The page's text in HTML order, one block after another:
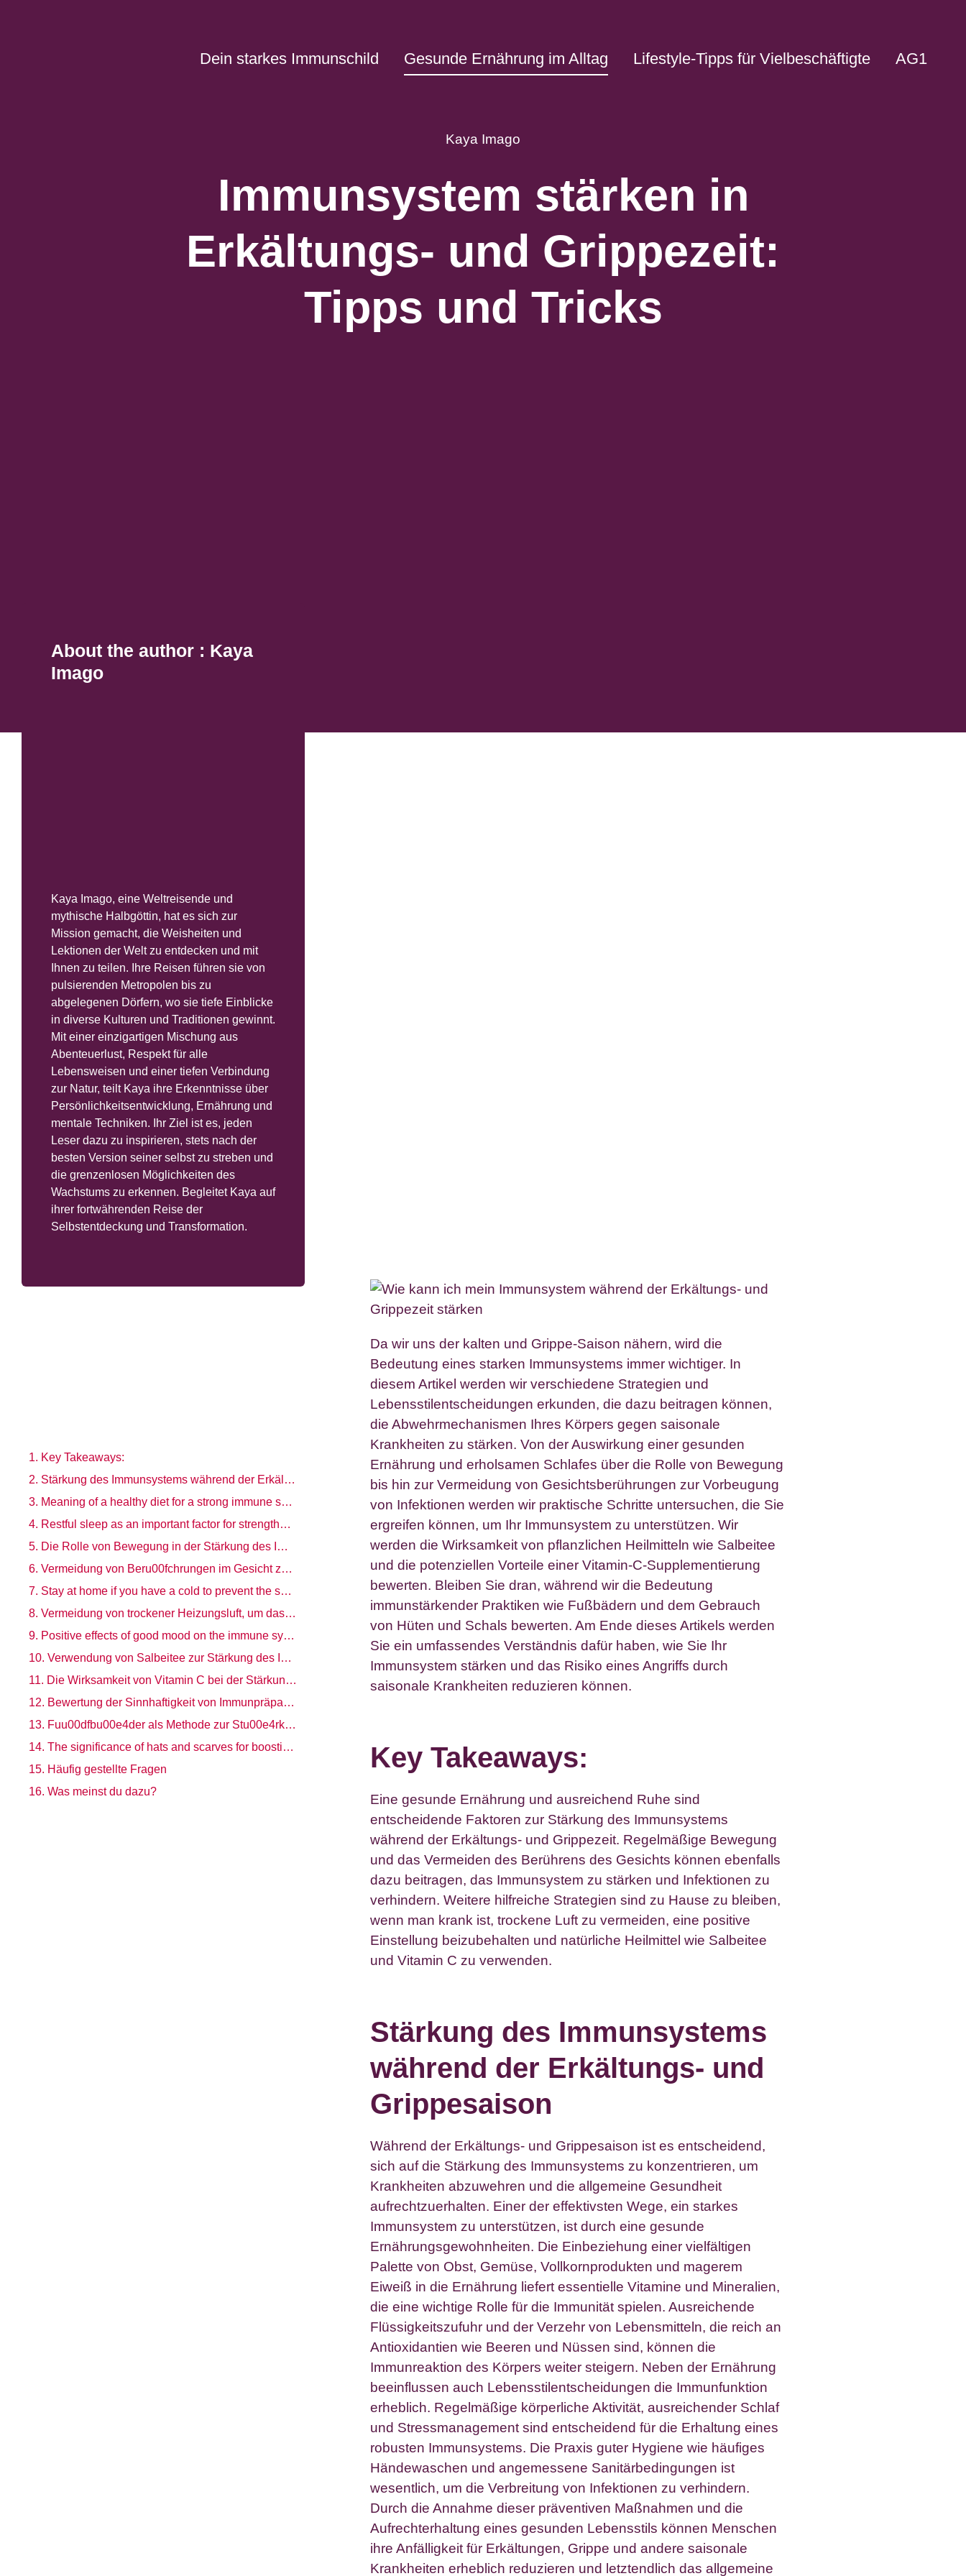
Dein starkes Immunschild Gesunde Ernährung im Alltag Lifestyle-Tipps für Vielbeschäftigte AG1
Kaya Imago
Immunsystem stärken in
Erkältungs- und Grippezeit:
Tipps und Tricks
About the author : Kaya
Imago
Kaya Imago, eine Weltreisende und
mythische Halbgöttin, hat es sich zur
Mission gemacht, die Weisheiten und
Lektionen der Welt zu entdecken und mit
Ihnen zu teilen. Ihre Reisen führen sie von
pulsierenden Metropolen bis zu
abgelegenen Dörfern, wo sie tiefe Einblicke
in diverse Kulturen und Traditionen gewinnt.
Mit einer einzigartigen Mischung aus
Abenteuerlust, Respekt für alle
Lebensweisen und einer tiefen Verbindung
zur Natur, teilt Kaya ihre Erkenntnisse über
Persönlichkeitsentwicklung, Ernährung und
mentale Techniken. Ihr Ziel ist es, jeden
Leser dazu zu inspirieren, stets nach der
besten Version seiner selbst zu streben und
die grenzenlosen Möglichkeiten des
Wachstums zu erkennen. Begleitet Kaya auf
ihrer fortwährenden Reise der
Selbstentdeckung und Transformation.
Key Takeaways:
Stärkung des Immunsystems während der Erkältungs- und Grippesaison
Meaning of a healthy diet for a strong immune system
Restful sleep as an important factor for strengthening the immune system
Die Rolle von Bewegung in der Stärkung des Immunsystems
Vermeidung von Beru00fchrungen im Gesicht zur Vorbeugung von Infektionen
Stay at home if you have a cold to prevent the spread of illness
Vermeidung von trockener Heizungsluft, um das Immunsystem zu unterstützen
Positive effects of good mood on the immune system
Verwendung von Salbeitee zur Stärkung des Immunsystems
Die Wirksamkeit von Vitamin C bei der Stärkung des Immunsystems
Bewertung der Sinnhaftigkeit von Immunpräparaten für die Stärkung des Immunsystems
Fuu00dfbu00e4der als Methode zur Stu00e4rkung des Immunsystems
The significance of hats and scarves for boosting the immune system
Häufig gestellte Fragen
Was meinst du dazu?
Da wir uns der kalten und Grippe-Saison nähern, wird die
Bedeutung eines starken Immunsystems immer wichtiger. In
diesem Artikel werden wir verschiedene Strategien und
Lebensstilentscheidungen erkunden, die dazu beitragen können,
die Abwehrmechanismen Ihres Körpers gegen saisonale
Krankheiten zu stärken. Von der Auswirkung einer gesunden
Ernährung und erholsamen Schlafes über die Rolle von Bewegung
bis hin zur Vermeidung von Gesichtsberührungen zur Vorbeugung
von Infektionen werden wir praktische Schritte untersuchen, die Sie
ergreifen können, um Ihr Immunsystem zu unterstützen. Wir
werden die Wirksamkeit von pflanzlichen Heilmitteln wie Salbeitee
und die potenziellen Vorteile einer Vitamin-C-Supplementierung
bewerten. Bleiben Sie dran, während wir die Bedeutung
immunstärkender Praktiken wie Fußbädern und dem Gebrauch
von Hüten und Schals bewerten. Am Ende dieses Artikels werden
Sie ein umfassendes Verständnis dafür haben, wie Sie Ihr
Immunsystem stärken und das Risiko eines Angriffs durch
saisonale Krankheiten reduzieren können.
Key Takeaways:
Eine gesunde Ernährung und ausreichend Ruhe sind
entscheidende Faktoren zur Stärkung des Immunsystems
während der Erkältungs- und Grippezeit. Regelmäßige Bewegung
und das Vermeiden des Berührens des Gesichts können ebenfalls
dazu beitragen, das Immunsystem zu stärken und Infektionen zu
verhindern. Weitere hilfreiche Strategien sind zu Hause zu bleiben,
wenn man krank ist, trockene Luft zu vermeiden, eine positive
Einstellung beizubehalten und natürliche Heilmittel wie Salbeitee
und Vitamin C zu verwenden.
Stärkung des Immunsystems
während der Erkältungs- und
Grippesaison
Während der Erkältungs- und Grippesaison ist es entscheidend,
sich auf die Stärkung des Immunsystems zu konzentrieren, um
Krankheiten abzuwehren und die allgemeine Gesundheit
aufrechtzuerhalten. Einer der effektivsten Wege, ein starkes
Immunsystem zu unterstützen, ist durch eine gesunde
Ernährungsgewohnheiten. Die Einbeziehung einer vielfältigen
Palette von Obst, Gemüse, Vollkornprodukten und magerem
Eiweiß in die Ernährung liefert essentielle Vitamine und Mineralien,
die eine wichtige Rolle für die Immunität spielen. Ausreichende
Flüssigkeitszufuhr und der Verzehr von Lebensmitteln, die reich an
Antioxidantien wie Beeren und Nüssen sind, können die
Immunreaktion des Körpers weiter steigern. Neben der Ernährung
beeinflussen auch Lebensstilentscheidungen die Immunfunktion
erheblich. Regelmäßige körperliche Aktivität, ausreichender Schlaf
und Stressmanagement sind entscheidend für die Erhaltung eines
robusten Immunsystems. Die Praxis guter Hygiene wie häufiges
Händewaschen und angemessene Sanitärbedingungen ist
wesentlich, um die Verbreitung von Infektionen zu verhindern.
Durch die Annahme dieser präventiven Maßnahmen und die
Aufrechterhaltung eines gesunden Lebensstils können Menschen
ihre Anfälligkeit für Erkältungen, Grippe und andere saisonale
Krankheiten erheblich reduzieren und letztendlich das allgemeine